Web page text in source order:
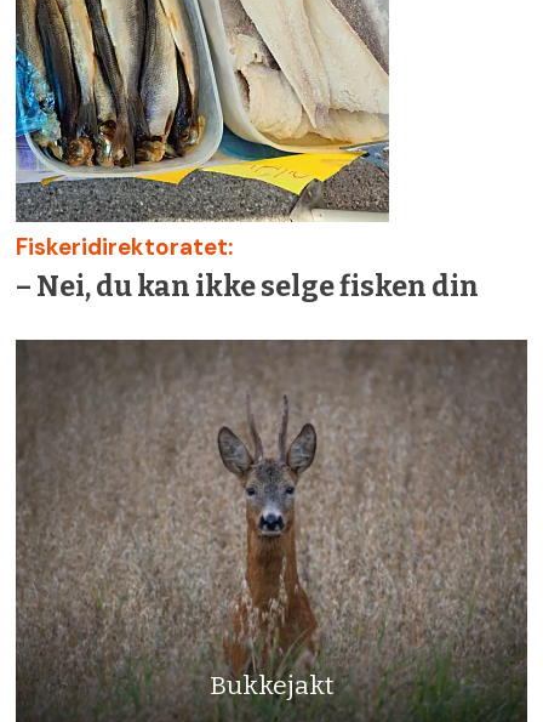
Fiskeridirektoratet:
– Nei, du kan ikke selge fisken din
Bukkejakt